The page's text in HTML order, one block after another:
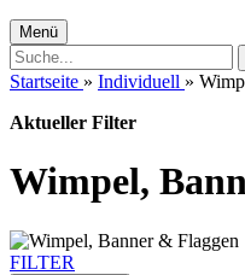
Menü
Startseite » Individuell »
Aktueller Filter
Wimpel,
FILTER